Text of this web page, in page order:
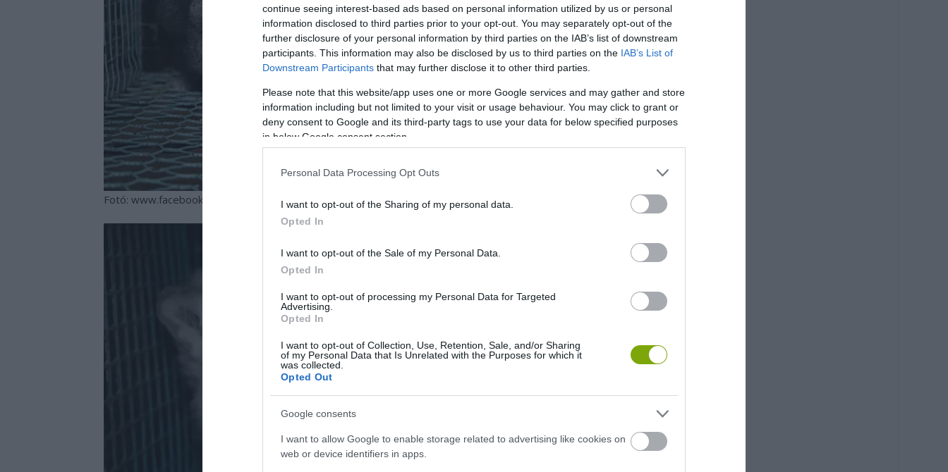
continue seeing interest-based ads based on personal information utilized by us or personal
information disclosed to third parties prior to your opt-out. You may separately opt-out of the
further disclosure of your personal information by third parties on the IAB’s list of downstream
participants. This information may also be disclosed by us to third parties on the IAB’s List of
Downstream Participants that may further disclose it to other third parties.
Please note that this website/app uses one or more Google services and may gather and store
information including but not limited to your visit or usage behaviour. You may click to grant or
deny consent to Google and its third-party tags to use your data for below specified purposes
in below Google consent section.
Personal Data Processing Opt Outs
I want to opt-out of the Sharing of my personal data.
Opted In
I want to opt-out of the Sale of my Personal Data.
Opted In
I want to opt-out of processing my Personal Data for Targeted
Advertising.
Opted In
I want to opt-out of Collection, Use, Retention, Sale, and/or Sharing
of my Personal Data that Is Unrelated with the Purposes for which it
was collected.
Opted Out
Google consents
I want to allow Google to enable storage related to advertising like cookies on
web or device identifiers in apps.
Fotó: www.facebook.com/oikeuttaelaimille